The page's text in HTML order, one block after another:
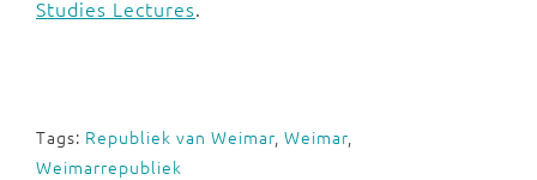
Studies Lectures.
Tags: Republiek van Weimar, Weimar,
Weimarrepubliek